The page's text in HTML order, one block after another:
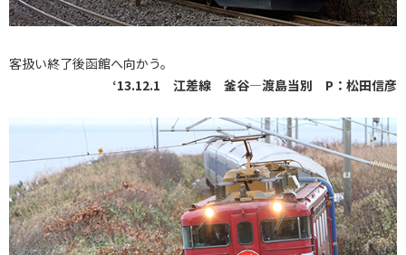
客扱い終了後函館へ向かう。
‘13.12.1 江差線 釜谷―渡島当別 P：松田信彦